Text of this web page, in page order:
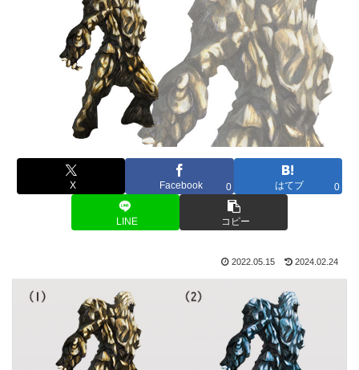
X Facebook 0 はてブ 0
LINE コピー
2022.05.15 2024.02.24